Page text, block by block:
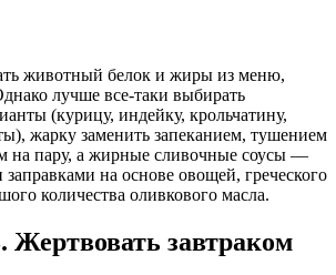
животный белок и жиры из меню,
лучше все-таки выбирать
(курицу, индейку, крольчатину,
жарку заменить запеканием, тушением
на пару, а жирные сливочные соусы —
на основе овощей, греческого
количества оливкового масла.
завтраком